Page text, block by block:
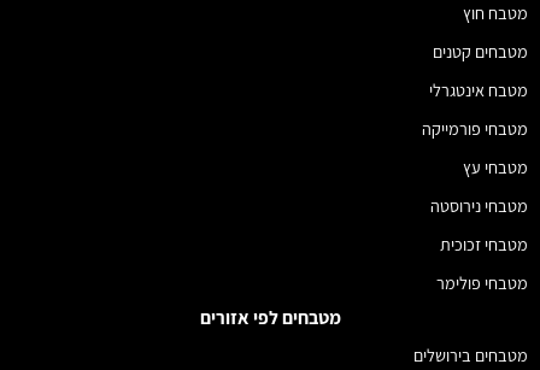
מטבח חוץ
מטבחים קטנים
מטבח אינטגרלי
מטבחי פורמייקה
מטבחי עץ
מטבחי נירוסטה
מטבחי זכוכית
מטבחי פולימר
מטבחים לפי אזורים
מטבחים בירושלים